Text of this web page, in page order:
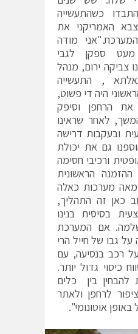
כשהתעשייה
האמריקני את
מודה
ספקן לגבי
צביקה ירום, מנהל
, התעשייה
היה די פשוט,
הרחפן וסיפק
לאחר שראינו
ובעקבות דרישה
גם את יכולת
ורכיבי חסימה
הראשונית
מערכות כאלה
כאן זה התהליך,
בסיסית בנינו
אם המערכת
על גבו של חייל הרי
רכב בנסיעה, עם
כיסוי גדול יותר.
להבחין בין כלים
לרחפן ולאתר
באופן אוטונומי".